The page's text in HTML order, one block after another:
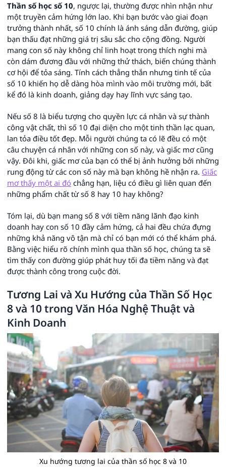
Thần số học số 10, ngược lại, thường được nhìn nhận như
một truyền cảm hứng lớn lao. Khi bạn bước vào giai đoạn
trưởng thành nhất, số 10 chính là ánh sáng dẫn đường, giúp
bạn thấu đạt những giá trị sâu sắc cho cộng đồng. Người
mang con số này không chỉ linh hoạt trong thích nghi mà
còn dám đương đầu với những thử thách, biến chúng thành
cơ hội để tỏa sáng. Tính cách thẳng thắn nhưng tinh tế của
số 10 khiến họ dễ dàng hòa mình vào môi trường mới, bất
kể đó là kinh doanh, giảng dạy hay lĩnh vực sáng tạo.
Nếu số 8 là biểu tượng cho quyền lực cá nhân và sự thành
công vật chất, thì số 10 đại diện cho một tinh thần lạc quan,
lan tỏa điều tốt đẹp. Mỗi người chúng ta có lẽ đều có một
câu chuyện cá nhân với những con số này, và giấc mơ cũng
vậy. Đôi khi, giấc mơ của bạn có thể bị ảnh hưởng bởi những
rung động từ các con số này mà bạn không hề nhận ra. Giấc
mơ thấy một ai đó chẳng hạn, liệu có điều gì liên quan đến
những phẩm chất từ số 8 hay 10 hay không?
Tóm lại, dù bạn mang số 8 với tiềm năng lãnh đạo kinh
doanh hay con số 10 đầy cảm hứng, cả hai đều chứa đựng
những khả năng vô tận mà chỉ có bạn mới có thể khám phá.
Bằng việc hiểu rõ chính mình qua thần số học, chúng ta sẽ
tìm thấy con đường giúp phát huy tối đa tiềm năng và đạt
được thành công trong cuộc đời.
Tương Lai và Xu Hướng của Thần Số Học
8 và 10 trong Văn Hóa Nghệ Thuật và
Kinh Doanh
Xu hướng tương lai của thần số học 8 và 10